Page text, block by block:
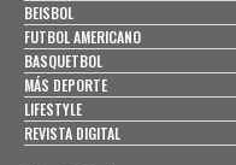
BEISBOL
FUTBOL AMERICANO
BASQUETBOL
MÁS DEPORTE
LIFESTYLE
REVISTA DIGITAL